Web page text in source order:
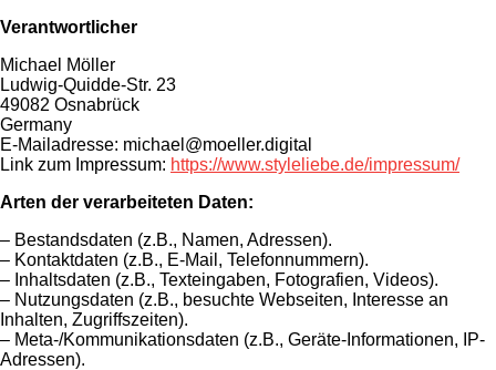
Verantwortlicher
Michael Möller
Ludwig-Quidde-Str. 23
49082 Osnabrück
Germany
E-Mailadresse: michael@moeller.digital
Link zum Impressum: https://www.styleliebe.de/impressum/
Arten der verarbeiteten Daten:
– Bestandsdaten (z.B., Namen, Adressen).
– Kontaktdaten (z.B., E-Mail, Telefonnummern).
– Inhaltsdaten (z.B., Texteingaben, Fotografien, Videos).
– Nutzungsdaten (z.B., besuchte Webseiten, Interesse an
Inhalten, Zugriffszeiten).
– Meta-/Kommunikationsdaten (z.B., Geräte-Informationen, IP-
Adressen).